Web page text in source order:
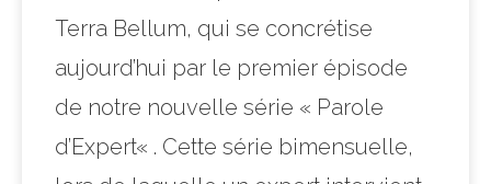
Terra Bellum, qui se concrétise
aujourd’hui par le premier épisode
de notre nouvelle série « Parole
d’Expert« . Cette série bimensuelle,